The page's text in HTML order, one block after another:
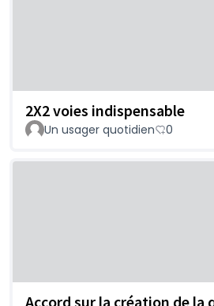
2X2 voies indispensable
Un usager quotidien 0
Accord sur la création de la